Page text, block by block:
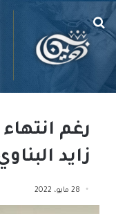
بحث
عن
رغم
زايد
28 مايو، 2022